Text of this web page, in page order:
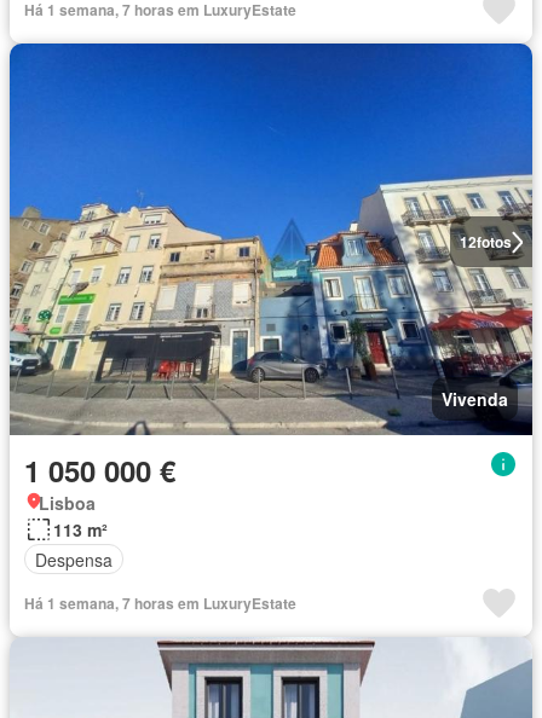
Há 1 semana, 7 horas em LuxuryEstate
12fotos
Vivenda
1 050 000 €
Lisboa
113 m²
Despensa
Há 1 semana, 7 horas em LuxuryEstate